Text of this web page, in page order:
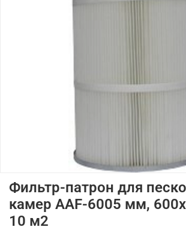
Фильтр-патрон для
камер AAF-6005 мм,
10 м2